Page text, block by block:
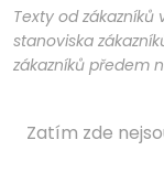
Texty od
stanoviska
zákazníků předem
Zatím zde